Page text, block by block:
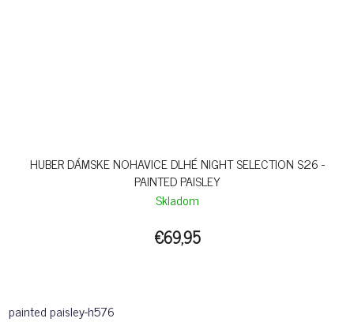
HUBER DÁMSKE NOHAVICE DLHÉ NIGHT SELECTION S26 -
PAINTED PAISLEY
Skladom
€69,95
painted paisley-h576